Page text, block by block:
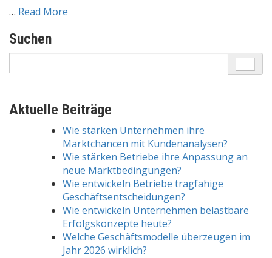
… Read More
Suchen
for:
Aktuelle Beiträge
Wie stärken Unternehmen ihre
Marktchancen mit Kundenanalysen?
Wie stärken Betriebe ihre Anpassung an
neue Marktbedingungen?
Wie entwickeln Betriebe tragfähige
Geschäftsentscheidungen?
Wie entwickeln Unternehmen belastbare
Erfolgskonzepte heute?
Welche Geschäftsmodelle überzeugen im
Jahr 2026 wirklich?